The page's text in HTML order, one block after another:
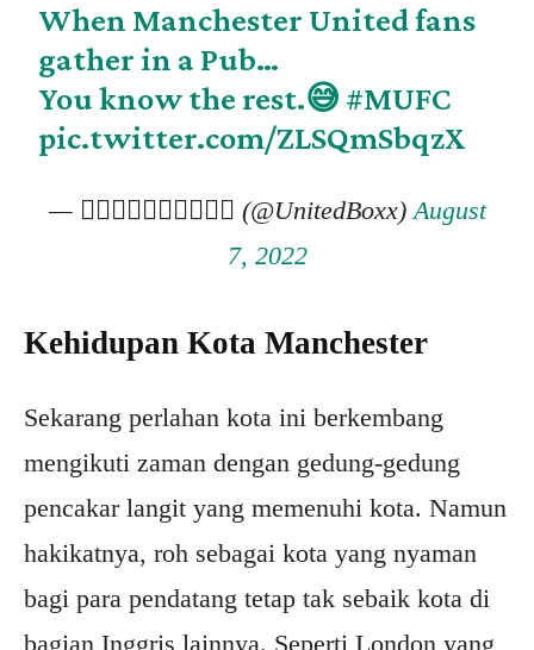
When Manchester United fans
gather in a Pub…
You know the rest.😅 #MUFC
pic.twitter.com/ZLSQmSbqzX
— 𝐔𝐧𝐢𝐭𝐞𝐝𝐁𝐨𝐱 (@UnitedBoxx)August
7, 2022
Kehidupan Kota Manchester
Sekarang perlahan kota ini berkembang
mengikuti zaman dengan gedung-gedung
pencakar langit yang memenuhi kota. Namun
hakikatnya, roh sebagai kota yang nyaman
bagi para pendatang tetap tak sebaik kota di
bagian Inggris lainnya. Seperti London yang